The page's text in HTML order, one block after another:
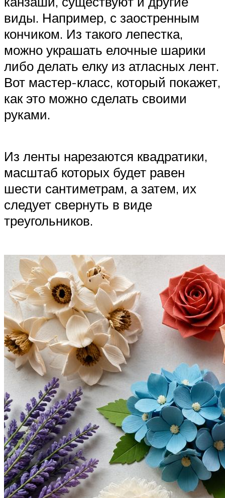
виды. Например, с заостренным
кончиком. Из такого лепестка,
можно украшать елочные шарики
либо делать елку из атласных лент.
Вот мастер-класс, который покажет,
как это можно сделать своими
руками.
Из ленты нарезаются квадратики,
масштаб которых будет равен
шести сантиметрам, а затем, их
следует свернуть в виде
треугольников.